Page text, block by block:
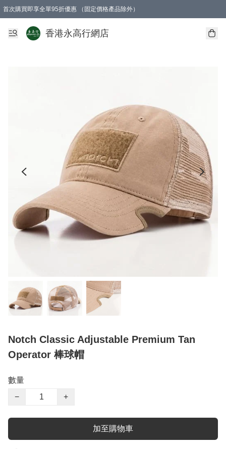
首次購買即享全單95折優惠 （固定價格產品除外）
澳門地區購物滿$800免運費
香港地區購物滿$600免運費
購買滿HK$1000即可免費獲得一個GEARLEX Small Ear Carabiner 2.0 扣環（贈品
香港永高行網店
Notch Classic Adjustable Premium Tan
Operator 棒球帽
數量
−
+
加至購物車